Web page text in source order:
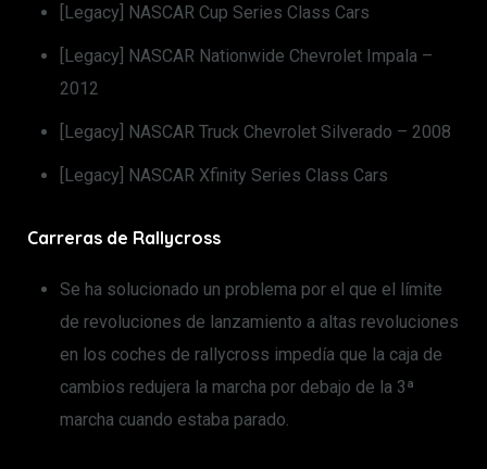
[Legacy] NASCAR Cup Series Class Cars
[Legacy] NASCAR Nationwide Chevrolet Impala –
2012
[Legacy] NASCAR Truck Chevrolet Silverado – 2008
[Legacy] NASCAR Xfinity Series Class Cars
Carreras de Rallycross
Se ha solucionado un problema por el que el límite
de revoluciones de lanzamiento a altas revoluciones
en los coches de rallycross impedía que la caja de
cambios redujera la marcha por debajo de la 3ª
marcha cuando estaba parado.